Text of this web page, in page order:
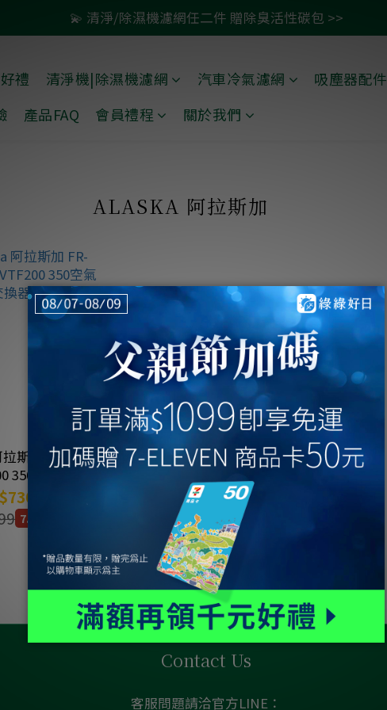
🚗 汽車濾網買一送一 >>
💫 清淨/除濕機濾網任二件 贈除臭活性碳包 >>
禮 清淨機|除濕機濾網 汽車冷氣濾網 吸塵器配件
產品FAQ 會員禮程 關於我們
ALASKA 阿拉斯加
斯加 FR-3538
350空氣淨化箱
綠綠好日
7.3折
Contact Us
客服問題請洽官方LINE：